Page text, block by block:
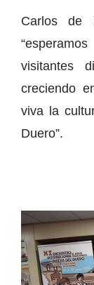
Carlos de
visitantes
creciendo
viva la
Duero”.